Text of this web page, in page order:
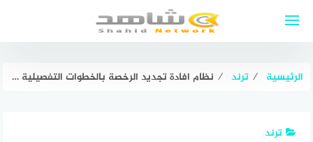
الرئيسية ⁄ ترند ⁄ نظام افادة تجديد الرخصة بالخطوات التفصيلية 2021
ترند